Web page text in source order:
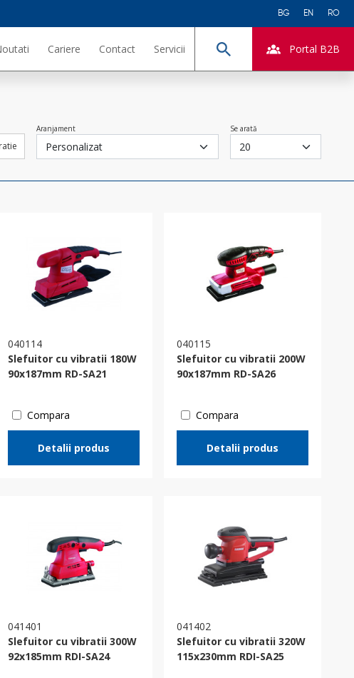
BG EN RO
Cariere Contact Servicii Căutare Portal B2B
Aranjament Se arată
040114
Slefuitor cu vibratii 180W
90x187mm RD-SA21
Compara
Detalii produs
040115
Slefuitor cu vibratii 200W
90x187mm RD-SA26
Compara
Detalii produs
041401
Slefuitor cu vibratii 300W
92х185mm RDI-SA24
041402
Slefuitor cu vibratii 320W
115х230mm RDI-SA25